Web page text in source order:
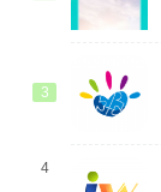
3
4